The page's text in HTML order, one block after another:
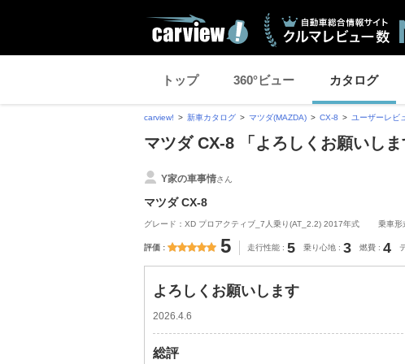
トップ 360°ビュー カタログ
carview! 新車カタログ マツダ(MAZDA) CX-8 ユーザーレビ
マツダ CX-8 「よろしくお願いし
Y家の車事情さん
マツダ CX-8
グレード：XD プロアクティブ_7人乗り(AT_2.2) 2017年式 乗車形
評価 5 走行性能 5 乗り心地 3 燃費 4
よろしくお願いします
2026.4.6
総評